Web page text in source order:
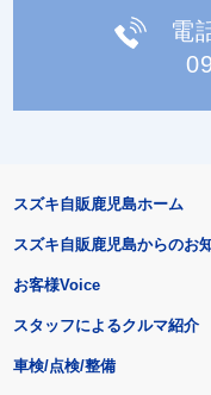
電
スズキ自販鹿児島ホーム
スズキ自販鹿児島からのお
お客様Voice
スタッフによるクルマ紹介
車検/点検/整備